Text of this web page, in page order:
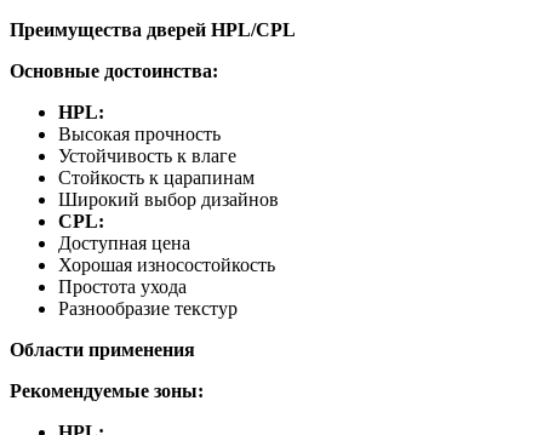
Преимущества дверей HPL/CPL
Основные достоинства:
HPL:
Высокая прочность
Устойчивость к влаге
Стойкость к царапинам
Широкий выбор дизайнов
CPL:
Доступная цена
Хорошая износостойкость
Простота ухода
Разнообразие текстур
Области применения
Рекомендуемые зоны: